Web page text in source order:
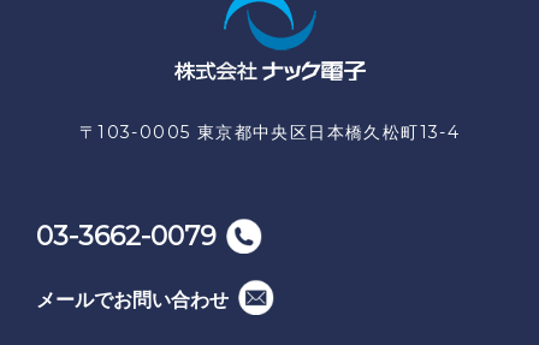
〒103-0005 東京都中央区日本橋久松町13-4
03-3662-0079
メールでお問い合わせ